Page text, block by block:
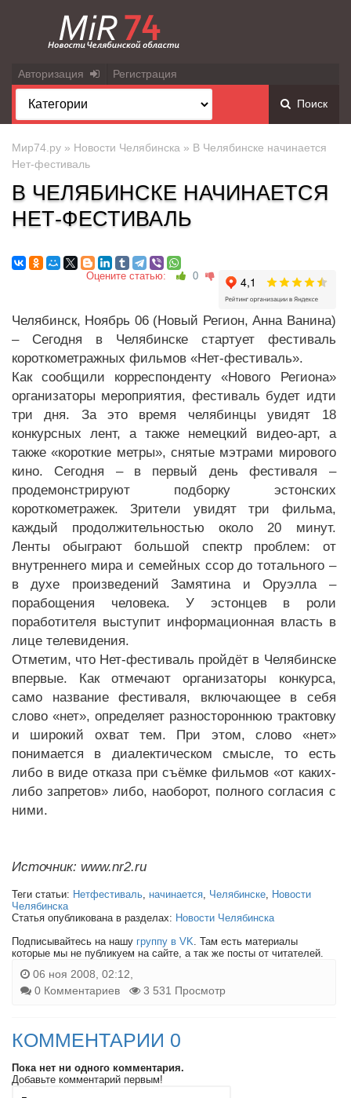
Авторизация Регистрация
Поиск
Мир74.ру » Новости Челябинска » В Челябинске начинается
Нет-фестиваль
В ЧЕЛЯБИНСКЕ НАЧИНАЕТСЯ
НЕТ-ФЕСТИВАЛЬ
Оцените статью: 0
Челябинск, Ноябрь 06 (Новый Регион, Анна Ванина)
– Сегодня в Челябинске стартует фестиваль
короткометражных фильмов «Нет-фестиваль».
Как сообщили корреспонденту «Нового Региона»
организаторы мероприятия, фестиваль будет идти
три дня. За это время челябинцы увидят 18
конкурсных лент, а также немецкий видео-арт, а
также «короткие метры», снятые мэтрами мирового
кино. Сегодня – в первый день фестиваля –
продемонстрируют подборку эстонских
короткометражек. Зрители увидят три фильма,
каждый продолжительностью около 20 минут.
Ленты обыграют большой спектр проблем: от
внутреннего мира и семейных ссор до тотального –
в духе произведений Замятина и Оруэлла –
порабощения человека. У эстонцев в роли
поработителя выступит информационная власть в
лице телевидения.
Отметим, что Нет-фестиваль пройдёт в Челябинске
впервые. Как отмечают организаторы конкурса,
само название фестиваля, включающее в себя
слово «нет», определяет разностороннюю трактовку
и широкий охват тем. При этом, слово «нет»
понимается в диалектическом смысле, то есть
либо в виде отказа при съёмке фильмов «от каких-
либо запретов» либо, наоборот, полного согласия с
ними.
Источник: www.nr2.ru
Теги статьи: Нетфестиваль, начинается, Челябинске, Новости
Челябинска
Статья опубликована в разделах: Новости Челябинска
Подписывайтесь на нашу группу в VK. Там есть материалы
которые мы не публикуем на сайте, а так же посты от читателей.
06 ноя 2008, 02:12,
0 Комментариев
3 531 Просмотр
КОММЕНТАРИИ 0
Пока нет ни одного комментария.
Добавьте комментарий первым!